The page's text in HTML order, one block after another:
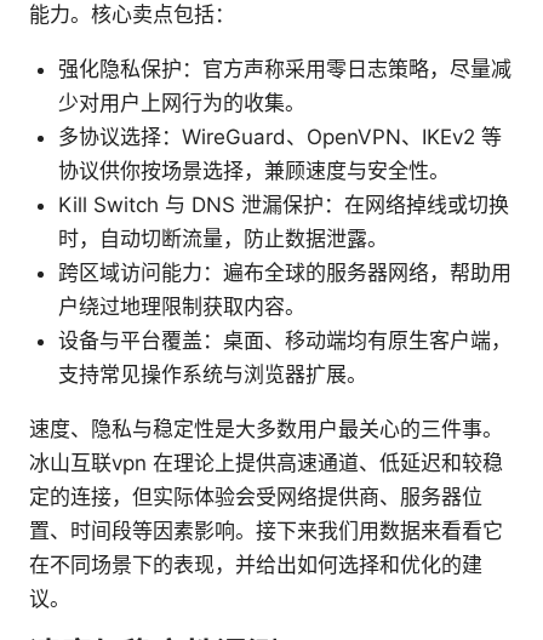
能力。核心卖点包括：
强化隐私保护：官方声称采用零日志策略，尽量减
少对用户上网行为的收集。
多协议选择：WireGuard、OpenVPN、IKEv2 等
协议供你按场景选择，兼顾速度与安全性。
Kill Switch 与 DNS 泄漏保护：在网络掉线或切换
时，自动切断流量，防止数据泄露。
跨区域访问能力：遍布全球的服务器网络，帮助用
户绕过地理限制获取内容。
设备与平台覆盖：桌面、移动端均有原生客户端，
支持常见操作系统与浏览器扩展。
速度、隐私与稳定性是大多数用户最关心的三件事。
冰山互联vpn 在理论上提供高速通道、低延迟和较稳
定的连接，但实际体验会受网络提供商、服务器位
置、时间段等因素影响。接下来我们用数据来看看它
在不同场景下的表现，并给出如何选择和优化的建
议。